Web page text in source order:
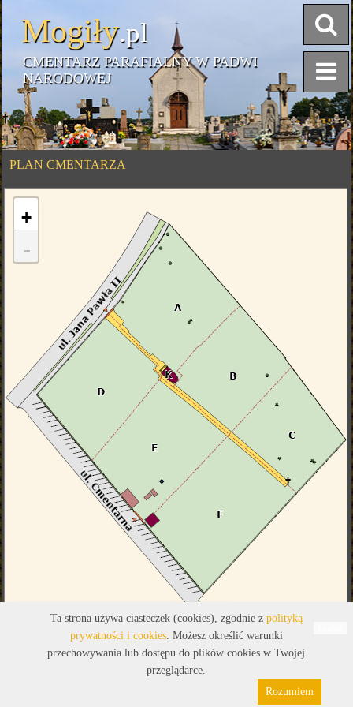
Mogiły.pl
CMENTARZ PARAFIALNY W PADWI
NARODOWEJ
PLAN CMENTARZA
Legenda
+
-
Pliki cookies
Ta strona używa ciasteczek (cookies), zgodnie z polityką
prywatności i cookies. Możesz określić warunki
przechowywania lub dostępu do plików cookies w Twojej
przeglądarce.
Rozumiem